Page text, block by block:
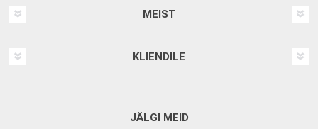
MEIST
KLIENDILE
JÄLGI MEID